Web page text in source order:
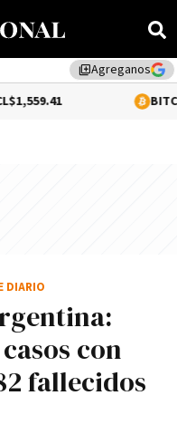
library_addAgreganos
0.16%
con
fallecidos
DIARIO